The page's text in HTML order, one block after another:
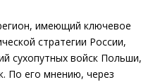
имеющий ключевое
стратегии России,
сухопутных войск Польши,
По его мнению, через